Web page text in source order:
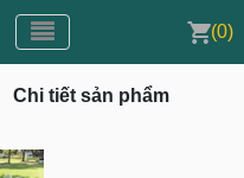
Toggle navigation(0)
Chi tiết sản phẩm